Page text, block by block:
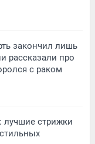
закончил лишь
рассказали про
с раком
стрижки